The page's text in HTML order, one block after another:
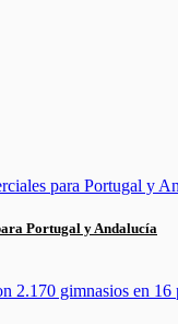
Portugal y Andalucía